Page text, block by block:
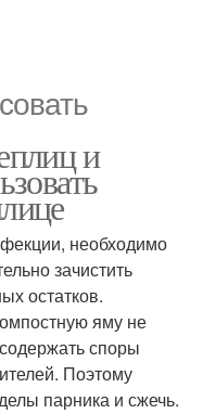
и
необходимо
зачистить
остатков.
яму не
споры
Поэтому
парника и сжечь.